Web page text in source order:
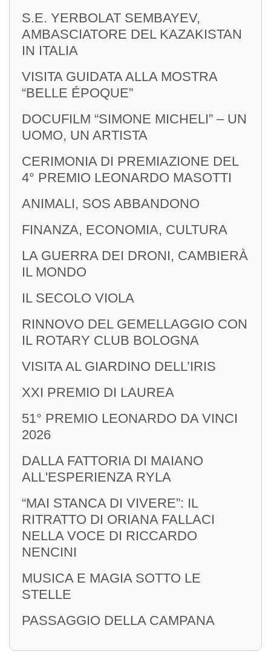
S.E. YERBOLAT SEMBAYEV,
AMBASCIATORE DEL KAZAKISTAN
IN ITALIA
VISITA GUIDATA ALLA MOSTRA
“BELLE ÉPOQUE”
DOCUFILM “SIMONE MICHELI” – UN
UOMO, UN ARTISTA
CERIMONIA DI PREMIAZIONE DEL
4° PREMIO LEONARDO MASOTTI
ANIMALI, SOS ABBANDONO
FINANZA, ECONOMIA, CULTURA
LA GUERRA DEI DRONI, CAMBIERÀ
IL MONDO
IL SECOLO VIOLA
RINNOVO DEL GEMELLAGGIO CON
IL ROTARY CLUB BOLOGNA
VISITA AL GIARDINO DELL’IRIS
XXI PREMIO DI LAUREA
51° PREMIO LEONARDO DA VINCI
2026
DALLA FATTORIA DI MAIANO
ALL'ESPERIENZA RYLA
“MAI STANCA DI VIVERE”: IL
RITRATTO DI ORIANA FALLACI
NELLA VOCE DI RICCARDO
NENCINI
MUSICA E MAGIA SOTTO LE
STELLE
PASSAGGIO DELLA CAMPANA